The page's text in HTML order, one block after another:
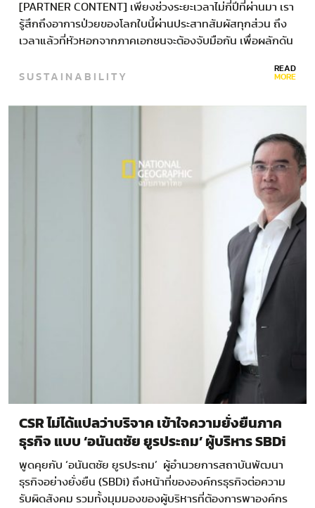
[PARTNER CONTENT] เพียงช่วงระยะเวลาไม่กี่ปีที่ผ่านมา เรา
รู้สึกถึงอาการป่วยของโลกใบนี้ผ่านประสาทสัมผัสทุกส่วน ถึง
เวลาแล้วที่หัวหอกจากภาคเอกชนจะต้องจับมือกัน เพื่อผลักดัน
SUSTAINABILITY READ
MORE
CSR ไม่ได้แปลว่าบริจาค เข้าใจความยั่งยืนภาค
ธุรกิจ แบบ ‘อนันตชัย ยูรประถม’ ผู้บริหาร SBDi
พูดคุยกับ ‘อนันตชัย ยูรประถม’ ผู้อำนวยการสถาบันพัฒนา
ธุรกิจอย่างยั่งยืน (SBDi) ถึงหน้าที่ขององค์กรธุรกิจต่อความ
รับผิดสังคม รวมทั้งมุมมองของผู้บริหารที่ต้องการพาองค์กร